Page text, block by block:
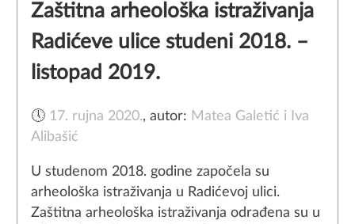
Zaštitna arheološka istraživanja
Radićeve ulice studeni 2018. –
listopad 2019.
🕔 17. rujna 2020.,autor: Matea Galetić i Iva
Alibašić
U studenom 2018. godine započela su
arheološka istraživanja u Radićevoj ulici.
Zaštitna arheološka istraživanja odrađena su u